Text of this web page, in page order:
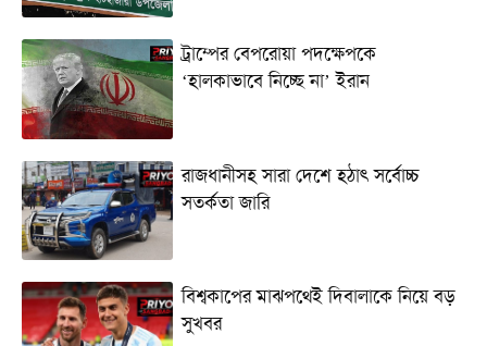
ট্রাম্পের বেপরোয়া পদক্ষেপকে
‘হালকাভাবে নিচ্ছে না’ ইরান
রাজধানীসহ সারা দেশে হঠাৎ সর্বোচ্চ
সতর্কতা জা‌রি
বিশ্বকাপের মাঝপথেই দিবালাকে নিয়ে বড়
সুখবর